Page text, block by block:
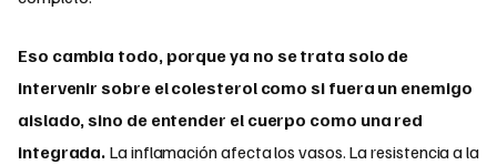
Eso cambia todo, porque ya no se trata solo de
intervenir sobre el colesterol como si fuera un enemigo
aislado, sino de entender el cuerpo como una red
integrada. La inflamación afecta los vasos. La resistencia a la